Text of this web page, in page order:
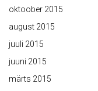
oktoober 2015
august 2015
juuli 2015
juuni 2015
märts 2015